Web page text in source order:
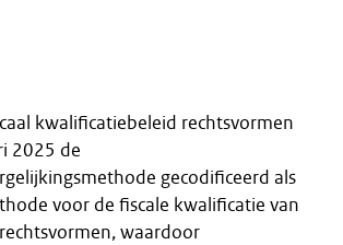
kwalificatiebeleid rechtsvormen
2025 de
gecodificeerd als
voor de fiscale kwalificatie van
waardoor